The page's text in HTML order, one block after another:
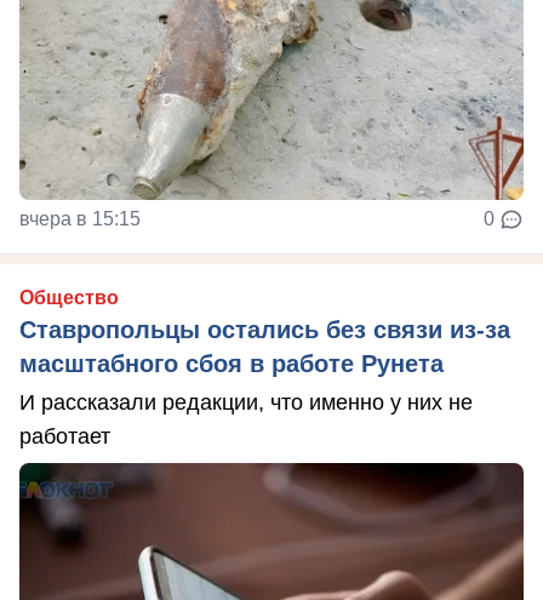
вчера в 15:15 0
Общество
Ставропольцы остались без связи из-за
масштабного сбоя в работе Рунета
И рассказали редакции, что именно у них не
работает